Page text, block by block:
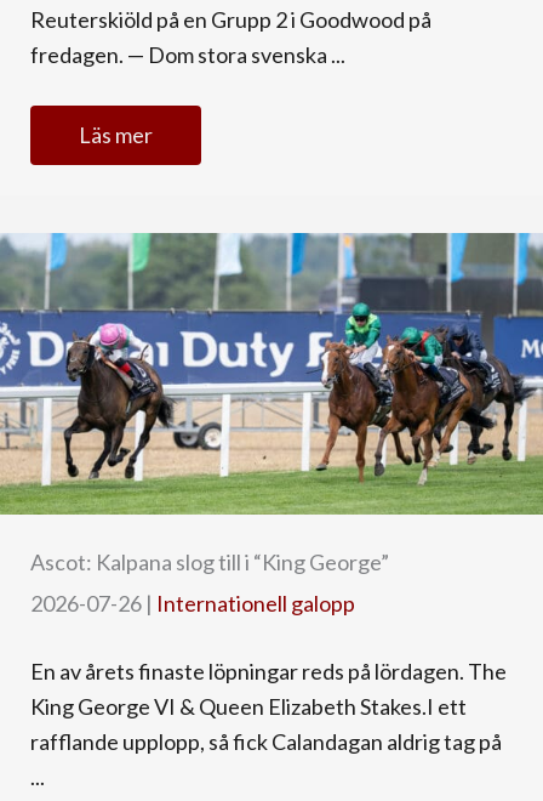
Reuterskiöld på en Grupp 2 i Goodwood på
fredagen. — Dom stora svenska ...
Läs mer
Ascot: Kalpana slog till i “King George”
2026-07-26 | Internationell galopp
En av årets finaste löpningar reds på lördagen. The
King George VI & Queen Elizabeth Stakes.I ett
rafflande upplopp, så fick Calandagan aldrig tag på
...